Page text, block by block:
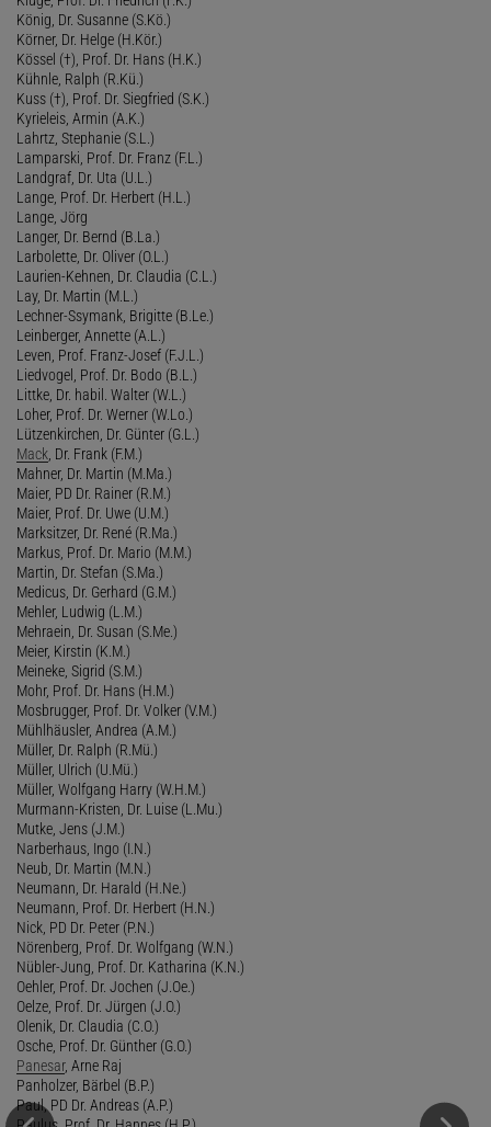
König, Dr. Susanne (S.Kö.)
Körner, Dr. Helge (H.Kör.)
Kössel (†), Prof. Dr. Hans (H.K.)
Kühnle, Ralph (R.Kü.)
Kuss (†), Prof. Dr. Siegfried (S.K.)
Kyrieleis, Armin (A.K.)
Lahrtz, Stephanie (S.L.)
Lamparski, Prof. Dr. Franz (F.L.)
Landgraf, Dr. Uta (U.L.)
Lange, Prof. Dr. Herbert (H.L.)
Lange, Jörg
Langer, Dr. Bernd (B.La.)
Larbolette, Dr. Oliver (O.L.)
Laurien-Kehnen, Dr. Claudia (C.L.)
Lay, Dr. Martin (M.L.)
Lechner-Ssymank, Brigitte (B.Le.)
Leinberger, Annette (A.L.)
Leven, Prof. Franz-Josef (F.J.L.)
Liedvogel, Prof. Dr. Bodo (B.L.)
Littke, Dr. habil. Walter (W.L.)
Loher, Prof. Dr. Werner (W.Lo.)
Lützenkirchen, Dr. Günter (G.L.)
Mack , Dr. Frank (F.M.)
Mahner, Dr. Martin (M.Ma.)
Maier, PD Dr. Rainer (R.M.)
Maier, Prof. Dr. Uwe (U.M.)
Marksitzer, Dr. René (R.Ma.)
Markus, Prof. Dr. Mario (M.M.)
Martin, Dr. Stefan (S.Ma.)
Medicus, Dr. Gerhard (G.M.)
Mehler, Ludwig (L.M.)
Mehraein, Dr. Susan (S.Me.)
Meier, Kirstin (K.M.)
Meineke, Sigrid (S.M.)
Mohr, Prof. Dr. Hans (H.M.)
Mosbrugger, Prof. Dr. Volker (V.M.)
Mühlhäusler, Andrea (A.M.)
Müller, Dr. Ralph (R.Mü.)
Müller, Ulrich (U.Mü.)
Müller, Wolfgang Harry (W.H.M.)
Murmann-Kristen, Dr. Luise (L.Mu.)
Mutke, Jens (J.M.)
Narberhaus, Ingo (I.N.)
Neub, Dr. Martin (M.N.)
Neumann, Dr. Harald (H.Ne.)
Neumann, Prof. Dr. Herbert (H.N.)
Nick, PD Dr. Peter (P.N.)
Nörenberg, Prof. Dr. Wolfgang (W.N.)
Nübler-Jung, Prof. Dr. Katharina (K.N.)
Oehler, Prof. Dr. Jochen (J.Oe.)
Oelze, Prof. Dr. Jürgen (J.O.)
Olenik, Dr. Claudia (C.O.)
Osche, Prof. Dr. Günther (G.O.)
Panesar, Arne Raj
Panholzer, Bärbel (B.P.)
Paul, PD Dr. Andreas (A.P.)